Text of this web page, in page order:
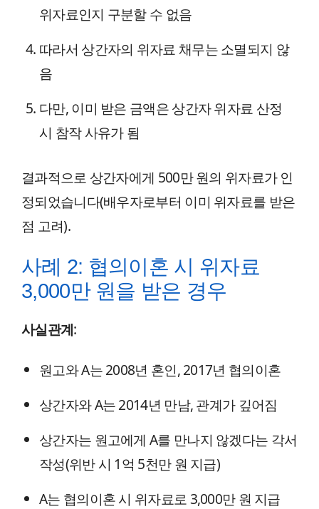
위자료인지 구분할 수 없음
따라서 상간자의 위자료 채무는 소멸되지 않
음
다만, 이미 받은 금액은 상간자 위자료 산정
시 참작 사유가 됨
결과적으로 상간자에게 500만 원의 위자료가 인
정되었습니다(배우자로부터 이미 위자료를 받은
점 고려).
사례 2: 협의이혼 시 위자료
3,000만 원을 받은 경우
사실관계:
원고와 A는 2008년 혼인, 2017년 협의이혼
상간자와 A는 2014년 만남, 관계가 깊어짐
상간자는 원고에게 A를 만나지 않겠다는 각서
작성(위반 시 1억 5천만 원 지급)
A는 협의이혼 시 위자료로 3,000만 원 지급